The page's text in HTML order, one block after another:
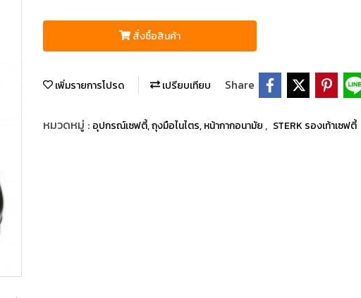
สั่งซื้อสินค้า
เพิ่มรายการโปรด เปรียบเทียบ Share
หมวดหมู่ : อุปกรณ์เซฟตี้, ถุงมือไนไตร, หน้ากากอนามัย , STERK รองเท้าเซฟตี้